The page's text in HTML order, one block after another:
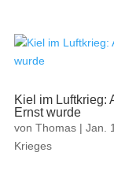
Kiel im Luftkrieg:
Ernst wurde
von Thomas| Jan.
Krieges